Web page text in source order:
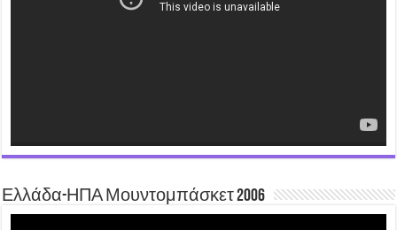
Ελλάδα-ΗΠΑ Μουντομπάσκετ 2006